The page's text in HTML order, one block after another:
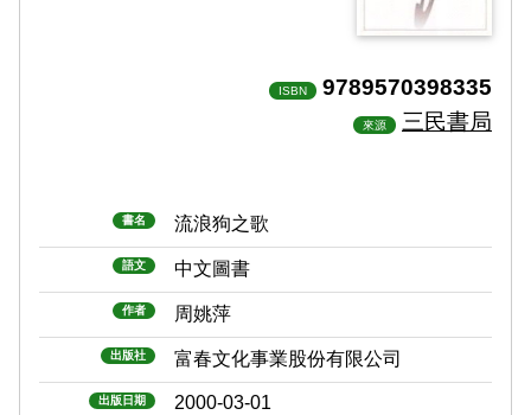
ISBN 9789570398335
來源 三民書局
書名 流浪狗之歌
語文 中文圖書
作者 周姚萍
出版社 富春文化事業股份有限公司
出版日期 2000-03-01